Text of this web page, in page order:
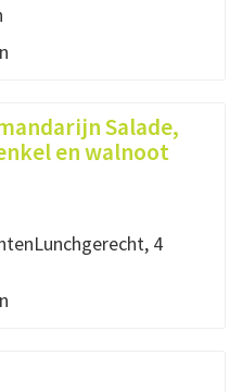
Salade,
en walnoot
4